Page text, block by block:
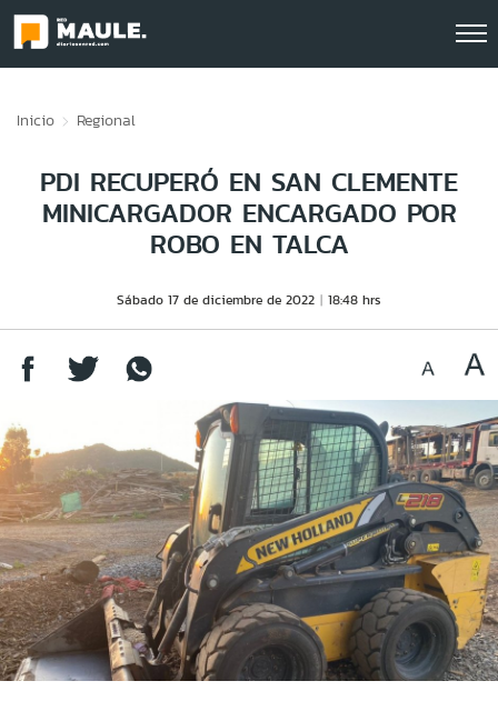
Inicio Regional
PDI RECUPERÓ EN SAN CLEMENTE
MINICARGADOR ENCARGADO POR
ROBO EN TALCA
Sábado 17 de diciembre de 2022 18:48 hrs